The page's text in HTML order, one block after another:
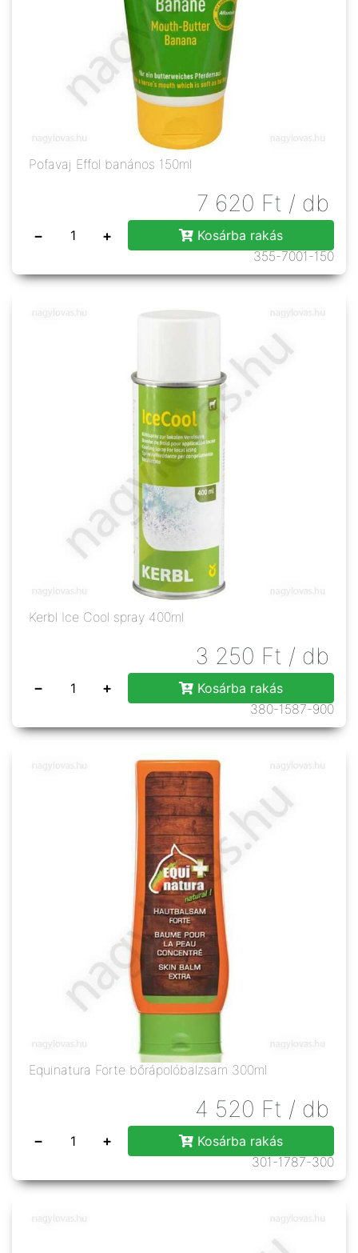
Pofavaj Effol banános 150ml
7 620 Ft / db
− +
Kosárba rakás
355-7001-150
Kerbl Ice Cool spray 400ml
3 250 Ft / db
− +
Kosárba rakás
380-1587-900
Equinatura Forte bőrápolóbalzsam 300ml
4 520 Ft / db
− +
Kosárba rakás
301-1787-300